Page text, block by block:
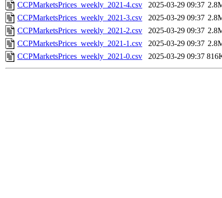
CCPMarketsPrices_weekly_2021-4.csv
2025-03-29 09:37
CCPMarketsPrices_weekly_2021-3.csv
2025-03-29 09:37
CCPMarketsPrices_weekly_2021-2.csv
2025-03-29 09:37
CCPMarketsPrices_weekly_2021-1.csv
2025-03-29 09:37
CCPMarketsPrices_weekly_2021-0.csv
2025-03-29 09:37